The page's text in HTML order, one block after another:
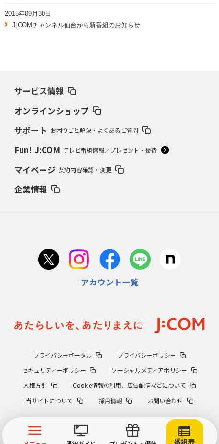
番組表
2015年09月30日
J:COMチャンネル仙台から新番組のお知らせ
サービス情報
オンラインショップ
サポート お困りごと解決・よくあるご質問
Fun! J:COM テレビ番組情報／プレゼント・優待
マイページ 契約内容確認・変更
企業情報
アカウント一覧
プライバシーポータル
プライバシーポリシー
セキュリティーポリシー
ソーシャルメディアポリシー
人権方針
Cookie情報の利用、広告配信などについて
当サイトについて
採用情報 お問い合わせ